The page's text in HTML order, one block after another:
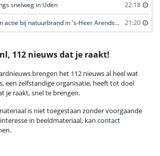
snelweg in Uden 22:18
Brandweer snel in actie bij natuurbrand in 's-Heer Arendskerke 21:20
112 nieuws dat je raakt!
brengen het 112 nieuws al heel wat
een zelfstandige organisatie, heeft tot doel
je raakt, snel te brengen.
is niet toegestaan zonder voorgaande
in beeldmateriaal, kan contact